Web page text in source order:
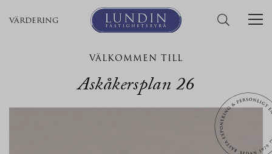
värdering
VÄLKOMMEN TILL
Askåkersplan 26